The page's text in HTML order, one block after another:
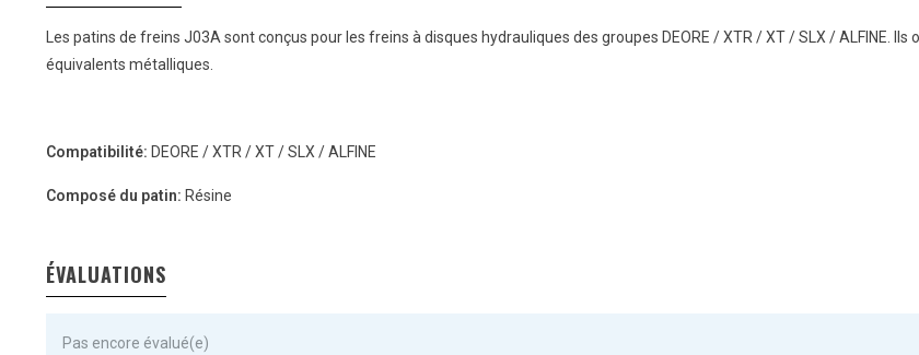
Les patins de freins J03A sont conçus pour les freins à disques hydrauliques des groupes DEORE / XTR / XT / SLX / ALFINE.
équivalents métalliques.
Compatibilité: DEORE / XTR / XT / SLX / ALFINE
Composé du patin: Résine
ÉVALUATIONS
Pas encore évalué(e)